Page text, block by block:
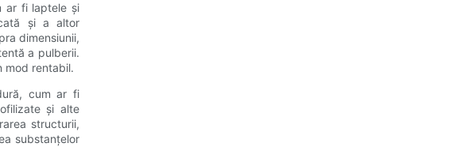
ar fi laptele și
și a altor
dimensiunii,
a pulberii.
mod rentabil.
cum ar fi
și alte
structurii,
substanțelor